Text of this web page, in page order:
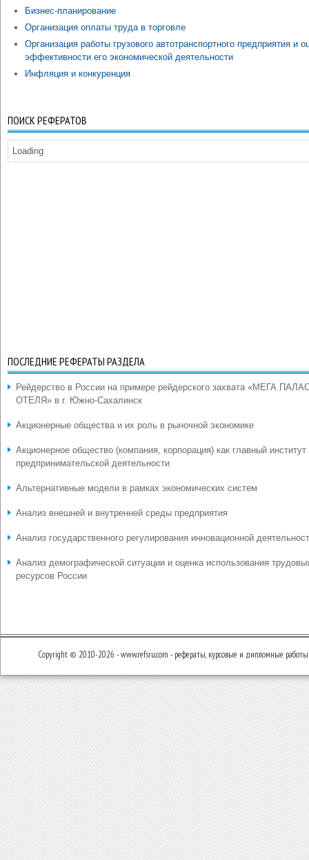
Бизнес-планирование
Организация оплаты труда в торговле
Организация работы грузового автотранспортного предприятия и
эффективности его экономической деятельности
Инфляция и конкуренция
ПОИСК РЕФЕРАТОВ
Loading
ПОСЛЕДНИЕ РЕФЕРАТЫ РАЗДЕЛА
Рейдерство в России на примере рейдерского захвата «МЕГА
ОТЕЛЯ» в г. Южно-Сахалинск
Акционерные общества и их роль в рыночной экономике
Акционерное общество (компания, корпорация) как главный институт
предпринимательской деятельности
Альтернативные модели в рамках экономических систем
Анализ внешней и внутренней среды предприятия
Анализ государственного регулирования инновационной
Анализ демографической ситуации и оценка использования
ресурсов России
Copyright © 2010-2026 - www.refsru.com - рефераты, курсовые и дипломные работы